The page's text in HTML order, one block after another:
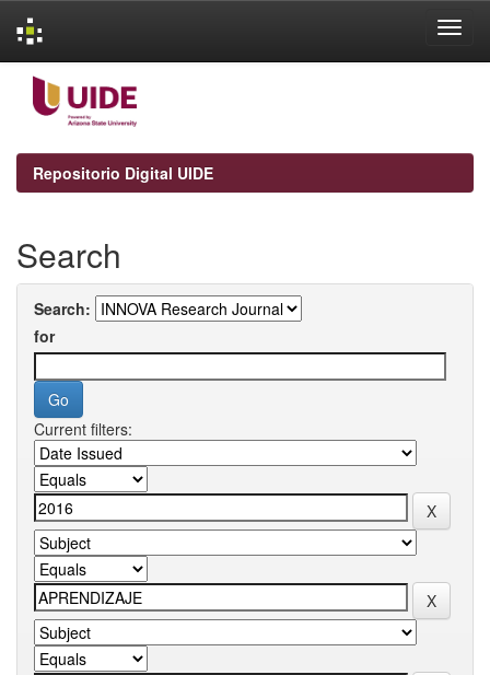
navigation
Repositorio Digital UIDE
Search
Search:
for
Current filters: